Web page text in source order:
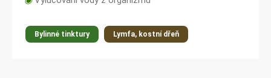
Bylinné tinktury Lymfa, kostní dřeň